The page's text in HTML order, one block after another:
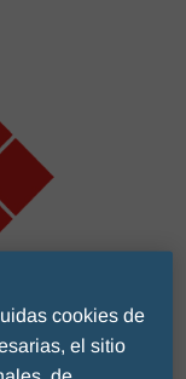
cookies de
el sitio